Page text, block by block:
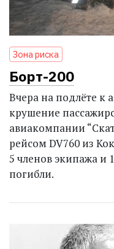
Зона риска
Борт-200
Вчера на подлёте к
крушение
авиакомпании
рейсом DV760 из
5 членов экипажа и
погибли.